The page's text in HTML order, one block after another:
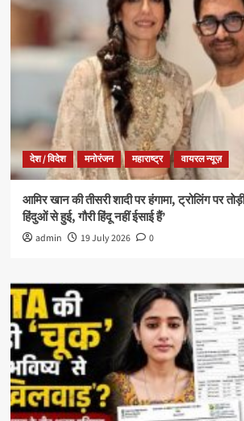
देश / विदेश मनोरंजन महाराष्ट्र वायरल न्यूज़
आमिर खान की तीसरी शादी पर हंगामा, ट्रोलिंग पर
हिंदुओं से हुई, गौरी हिंदू नहीं ईसाई हैं’
admin 19 July 2026 0